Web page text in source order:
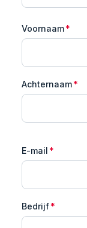
Voornaam*
Achternaam*
E-mail *
Bedrijf*